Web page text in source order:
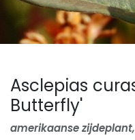
Asclepias
Butterfly'
amerikaanse